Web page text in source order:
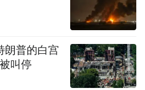
型过程中，销售费用投入
企在保持传统燃油车市场的
配。
城汽车、长安汽车、广汽集
朗普的白宫
叫停